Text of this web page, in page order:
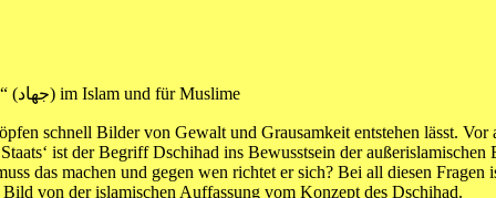
Dschihad im Koran. Qualität und Relevanz des Konzeptes „Dschihad“ (جهاد) im Islam und für Muslime
ist der Begriff Dschihad ins Bewusstsein der
das machen und gegen wen richtet er sich? Bei all diesen Fragen
von der islamischen Auffassung vom Konzept des Dschihad.